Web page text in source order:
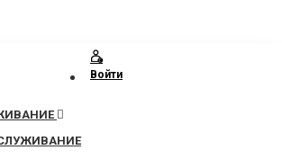
Войти